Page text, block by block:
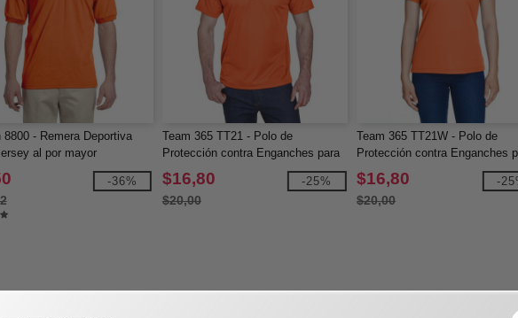
8800 - Remera Deportiva
al por mayor
-36%
Team 365 TT21 - Polo de
Protección contra Enganches para
Hombre
$16,80
$20,00
-25%
Team 365 TT21W - Polo de
Protección contra Enganches
Damas
$16,80
$20,00
-